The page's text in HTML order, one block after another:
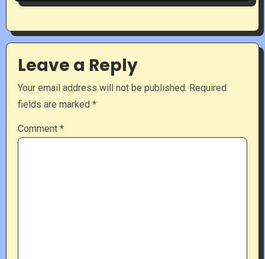
Leave a Reply
Your email address will not be published. Required
fields are marked *
Comment *